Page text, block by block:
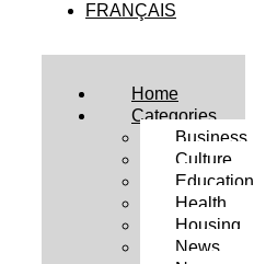
FRANÇAIS
Home
Categories
Business
Culture
Education
Health
Housing
News